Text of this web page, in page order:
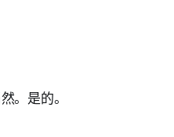
。是的。